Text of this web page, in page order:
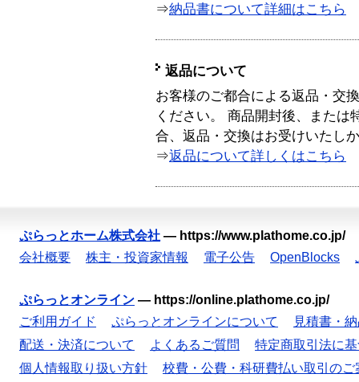
⇒納品書について詳細はこちら
返品について
お客様のご都合による返品・交
ください。 商品開封後、または
合、返品・交換はお受けいたし
⇒返品について詳しくはこちら
ぷらっとホーム株式会社 — https://www.plathome.co.jp/
会社概要
株主・投資家情報 電子公告 OpenBlocks
ぷらっとオンライン — https://online.plathome.co.jp/
ご利用ガイド
ぷらっとオンラインについて
見積書・
配送・決済について
よくあるご質問
特定商取引法に
個人情報取り扱い方針
校費・公費・科研費払い取引のご